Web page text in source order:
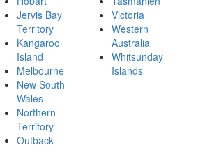
Jervis Bay
Territory
Kangaroo
Island
Melbourne
New South
Wales
Northern
Territory
Outback
Victoria
Western
Australia
Whitsunday
Islands